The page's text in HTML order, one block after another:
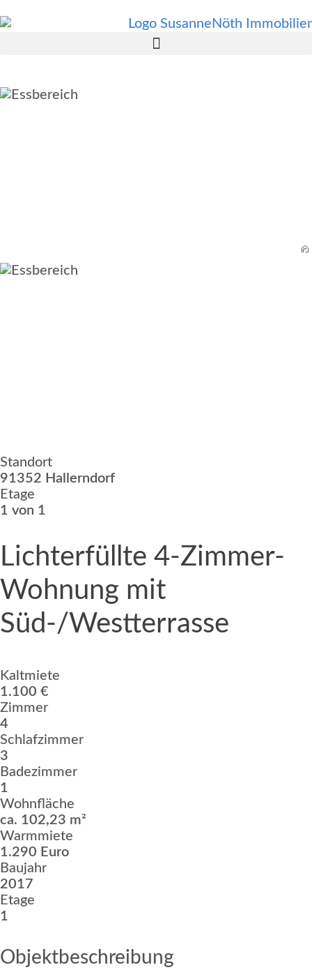
Standort
91352 Hallerndorf
Etage
1 von 1
Lichterfüllte 4-Zimmer-
Wohnung mit
Süd-/Westterrasse
Kaltmiete
1.100 €
Zimmer
4
Schlafzimmer
3
Badezimmer
1
Wohnfläche
ca. 102,23 m²
Warmmiete
1.290 Euro
Baujahr
2017
Etage
1
Objektbeschreibung